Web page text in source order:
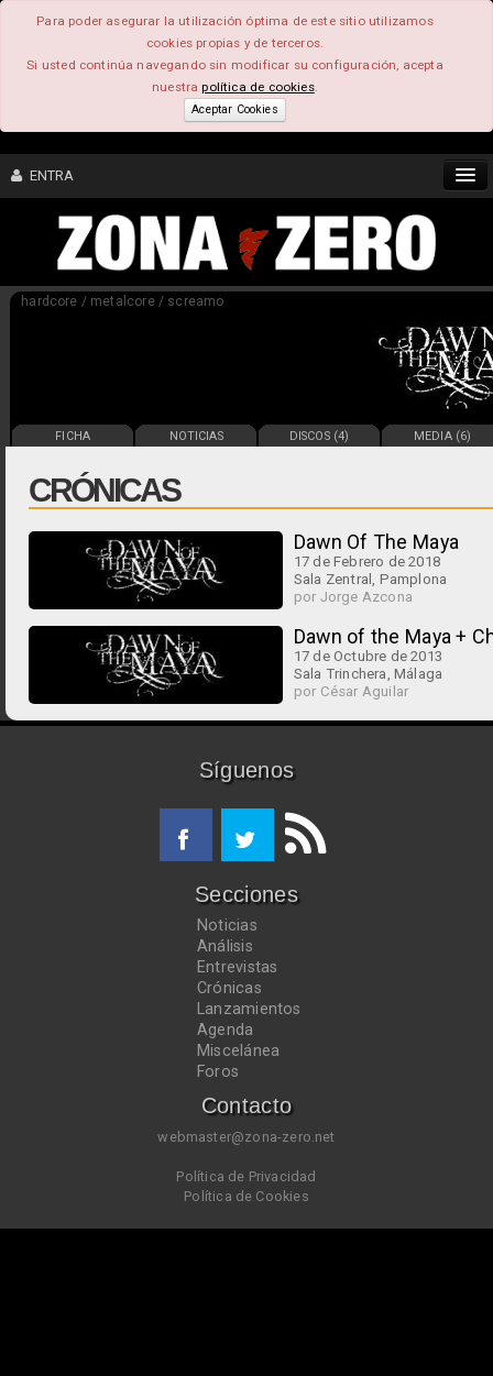
Para poder asegurar la utilización óptima de este sitio utilizamos
cookies propias y de terceros.
Si usted continúa navegando sin modificar su configuración, acepta
nuestrapolítica de cookies.
Aceptar Cookies
ENTRA
CONTENIDO
hardcore / metalcore / screamo
FICHA NOTICIAS DISCOS (4) MEDIA (6)
CRÓNICAS
Dawn Of The Maya
17 de Febrero de 2018
Sala Zentral, Pamplona
por Jorge Azcona
Dawn of the Maya +
17 de Octubre de 2013
Sala Trinchera, Málaga
por César Aguilar
Síguenos
Secciones
Noticias
Análisis
Entrevistas
Crónicas
Lanzamientos
Agenda
Miscelánea
Foros
Contacto
webmaster@zona-zero.net
Política de Privacidad
Política de Cookies